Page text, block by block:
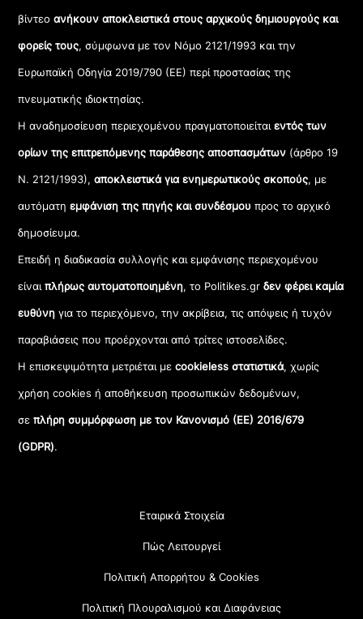
βίντεοανήκουν αποκλειστικά στους αρχικούς δημιουργούς και
φορείς τους, σύμφωνα με τον Νόμο 2121/1993 και την
Ευρωπαϊκή Οδηγία 2019/790 (ΕΕ) περί προστασίας της
πνευματικής ιδιοκτησίας.
Η αναδημοσίευση περιεχομένου πραγματοποιείταιεντός των
ορίων της επιτρεπόμενης παράθεσης αποσπασμάτων (άρθρο 19
Ν. 2121/1993), αποκλειστικά για ενημερωτικούς σκοπούς, με
αυτόματηεμφάνιση της πηγής και συνδέσμου προς το αρχικό
δημοσίευμα.
Επειδή η διαδικασία συλλογής και εμφάνισης περιεχομένου
είναιπλήρως αυτοματοποιημένη, το Politikes.grδεν φέρει καμία
ευθύνη για το περιεχόμενο, την ακρίβεια, τις απόψεις ή τυχόν
παραβιάσεις που προέρχονται από τρίτες ιστοσελίδες.
Η επισκεψιμότητα μετριέται μεcookieless στατιστικά, χωρίς
χρήση cookies ή αποθήκευση προσωπικών δεδομένων,
σεπλήρη συμμόρφωση με τον Κανονισμό (ΕΕ) 2016/679
(GDPR).
Εταιρικά Στοιχεία
Πώς Λειτουργεί
Πολιτική Απορρήτου & Cookies
Πολιτική Πλουραλισμού και Διαφάνειας